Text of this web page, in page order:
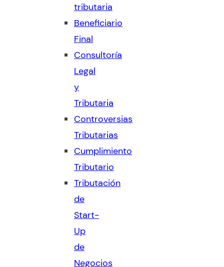
tributaria
Beneficiario
Final
Consultoría
Legal
y
Tributaria
Controversias
Tributarias
Cumplimiento
Tributario
Tributación
de
Start-
Up
de
Negocios